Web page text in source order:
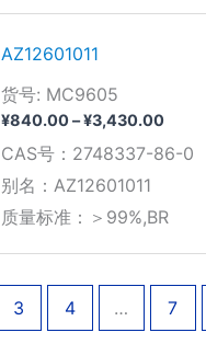
AZ12601011
货号: MC9605
¥840.00–¥3,430.00价
范
至
CAS号：2748337-86-0
别名：AZ12601011
质量标准：＞99%,BR
3 4 … 7